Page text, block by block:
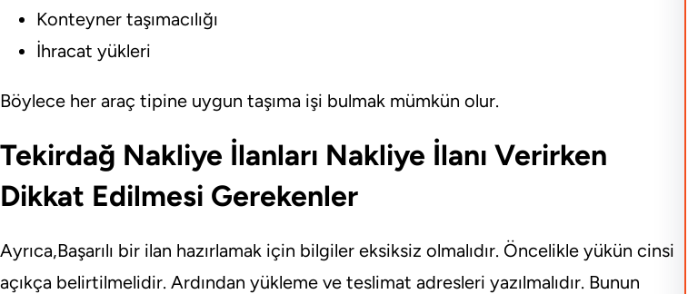
Konteyner taşımacılığı
İhracat yükleri
Böylece her araç tipine uygun taşıma işi bulmak mümkün olur.
Tekirdağ Nakliye İlanları Nakliye İlanı Verirken
Dikkat Edilmesi Gerekenler
Ayrıca,Başarılı bir ilan hazırlamak için bilgiler eksiksiz olmalıdır. Öncelikle yükün cinsi
açıkça belirtilmelidir. Ardından yükleme ve teslimat adresleri yazılmalıdır. Bunun